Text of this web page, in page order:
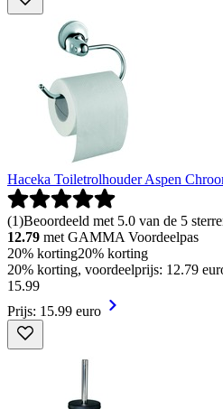
Haceka Toiletrolhouder Aspen
(1)Beoordeeld met 5.0 van de 5
12.79 met GAMMA Voordeelpas
20% korting20% korting
20% korting, voordeelprijs: 12.79
15.99
Prijs: 15.99 euro